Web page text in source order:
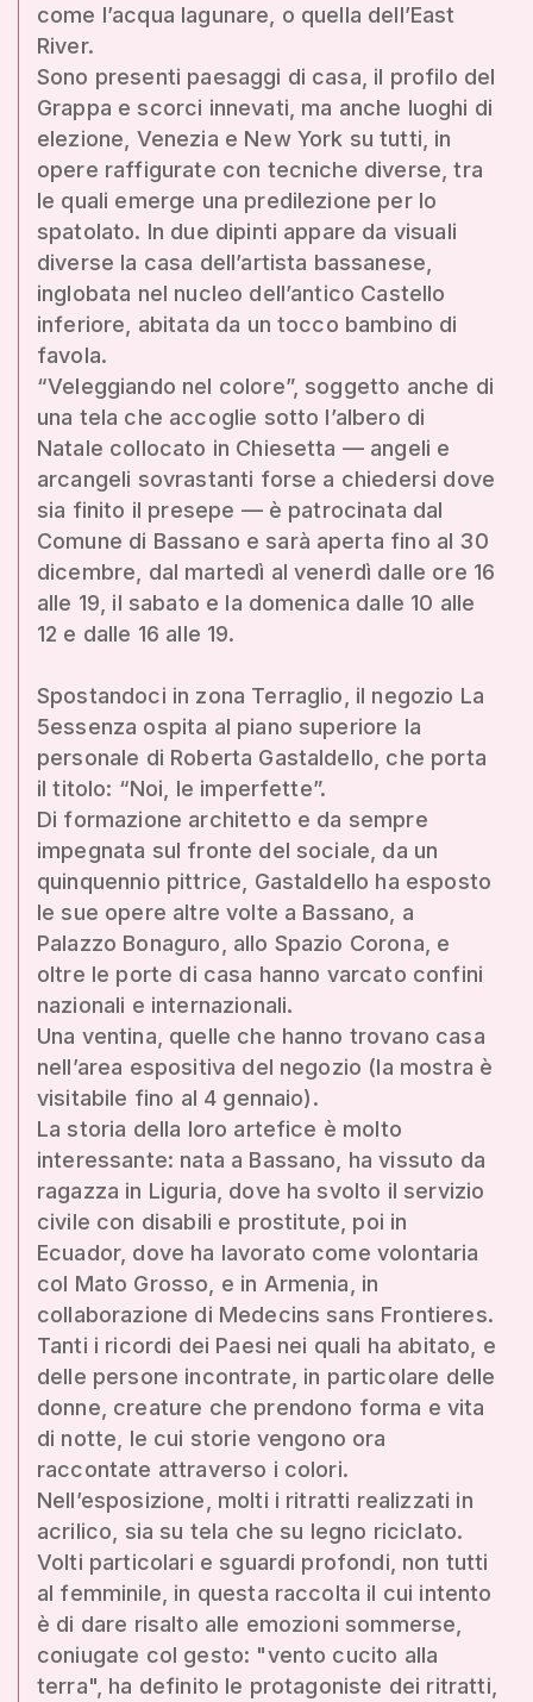
come l’acqua lagunare, o quella dell’East
River.
Sono presenti paesaggi di casa, il profilo del
Grappa e scorci innevati, ma anche luoghi di
elezione, Venezia e New York su tutti, in
opere raffigurate con tecniche diverse, tra
le quali emerge una predilezione per lo
spatolato. In due dipinti appare da visuali
diverse la casa dell’artista bassanese,
inglobata nel nucleo dell’antico Castello
inferiore, abitata da un tocco bambino di
favola.
“Veleggiando nel colore”, soggetto anche di
una tela che accoglie sotto l’albero di
Natale collocato in Chiesetta — angeli e
arcangeli sovrastanti forse a chiedersi dove
sia finito il presepe — è patrocinata dal
Comune di Bassano e sarà aperta fino al 30
dicembre, dal martedì al venerdì dalle ore 16
alle 19, il sabato e la domenica dalle 10 alle
12 e dalle 16 alle 19.
Spostandoci in zona Terraglio, il negozio La
5essenza ospita al piano superiore la
personale di Roberta Gastaldello, che porta
il titolo: “Noi, le imperfette”.
Di formazione architetto e da sempre
impegnata sul fronte del sociale, da un
quinquennio pittrice, Gastaldello ha esposto
le sue opere altre volte a Bassano, a
Palazzo Bonaguro, allo Spazio Corona, e
oltre le porte di casa hanno varcato confini
nazionali e internazionali.
Una ventina, quelle che hanno trovano casa
nell’area espositiva del negozio (la mostra è
visitabile fino al 4 gennaio).
La storia della loro artefice è molto
interessante: nata a Bassano, ha vissuto da
ragazza in Liguria, dove ha svolto il servizio
civile con disabili e prostitute, poi in
Ecuador, dove ha lavorato come volontaria
col Mato Grosso, e in Armenia, in
collaborazione di Medecins sans Frontieres.
Tanti i ricordi dei Paesi nei quali ha abitato, e
delle persone incontrate, in particolare delle
donne, creature che prendono forma e vita
di notte, le cui storie vengono ora
raccontate attraverso i colori.
Nell’esposizione, molti i ritratti realizzati in
acrilico, sia su tela che su legno riciclato.
Volti particolari e sguardi profondi, non tutti
al femminile, in questa raccolta il cui intento
è di dare risalto alle emozioni sommerse,
coniugate col gesto: "vento cucito alla
terra", ha definito le protagoniste dei ritratti,